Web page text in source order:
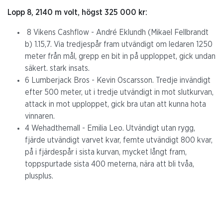
Lopp 8, 2140 m volt, högst 325 000 kr:
8 Vikens Cashflow - André Eklundh (Mikael Fellbrandt
b) 1.15,7. Via tredjespår fram utvändigt om ledaren 1250
meter från mål, grepp en bit in på upploppet, gick undan
säkert. stark insats.
6 Lumberjack Bros - Kevin Oscarsson. Tredje invändigt
efter 500 meter, ut i tredje utvändigt in mot slutkurvan,
attack in mot upploppet, gick bra utan att kunna hota
vinnaren.
4 Wehadthemall - Emilia Leo. Utvändigt utan rygg,
fjärde utvändigt varvet kvar, femte utvändigt 800 kvar,
på i fjärdespår i sista kurvan, mycket långt fram,
toppspurtade sista 400 meterna, nära att bli tvåa,
plusplus.